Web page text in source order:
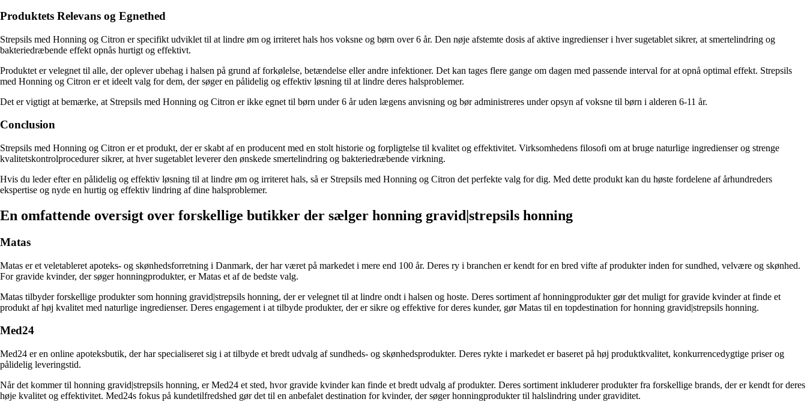
Produktets Relevans og Egnethed
Strepsils med Honning og Citron er specifikt udviklet til at lindre øm og irriteret hals hos voksne og børn over 6 år. Den nøje afstemte dosis af aktive ingredienser i hver sugetablet sikrer, at smertelindring og
bakteriedræbende effekt opnås hurtigt og effektivt.
Produktet er velegnet til alle, der oplever ubehag i halsen på grund af forkølelse, betændelse eller andre infektioner. Det kan tages flere gange om dagen med passende interval for at opnå optimal effekt. Strepsils
med Honning og Citron er et ideelt valg for dem, der søger en pålidelig og effektiv løsning til at lindre deres halsproblemer.
Det er vigtigt at bemærke, at Strepsils med Honning og Citron er ikke egnet til børn under 6 år uden lægens anvisning og bør administreres under opsyn af voksne til børn i alderen 6-11 år.
Conclusion
Strepsils med Honning og Citron er et produkt, der er skabt af en producent med en stolt historie og forpligtelse til kvalitet og effektivitet. Virksomhedens filosofi om at bruge naturlige ingredienser og strenge
kvalitetskontrolprocedurer sikrer, at hver sugetablet leverer den ønskede smertelindring og bakteriedræbende virkning.
Hvis du leder efter en pålidelig og effektiv løsning til at lindre øm og irriteret hals, så er Strepsils med Honning og Citron det perfekte valg for dig. Med dette produkt kan du høste fordelene af århundreders
ekspertise og nyde en hurtig og effektiv lindring af dine halsproblemer.
En omfattende oversigt over forskellige butikker der sælger honning gravid|strepsils honning
Matas
Matas er et veletableret apoteks- og skønhedsforretning i Danmark, der har været på markedet i mere end 100 år. Deres ry i branchen er kendt for en bred vifte af produkter inden for sundhed, velvære og skønhed.
For gravide kvinder, der søger honningprodukter, er Matas et af de bedste valg.
Matas tilbyder forskellige produkter som honning gravid|strepsils honning, der er velegnet til at lindre ondt i halsen og hoste. Deres sortiment af honningprodukter gør det muligt for gravide kvinder at finde et
produkt af høj kvalitet med naturlige ingredienser. Deres engagement i at tilbyde produkter, der er sikre og effektive for deres kunder, gør Matas til en topdestination for honning gravid|strepsils honning.
Med24
Med24 er en online apoteksbutik, der har specialiseret sig i at tilbyde et bredt udvalg af sundheds- og skønhedsprodukter. Deres rykte i markedet er baseret på høj produktkvalitet, konkurrencedygtige priser og
pålidelig leveringstid.
Når det kommer til honning gravid|strepsils honning, er Med24 et sted, hvor gravide kvinder kan finde et bredt udvalg af produkter. Deres sortiment inkluderer produkter fra forskellige brands, der er kendt for deres
høje kvalitet og effektivitet. Med24s fokus på kundetilfredshed gør det til en anbefalet destination for kvinder, der søger honningprodukter til halslindring under graviditet.